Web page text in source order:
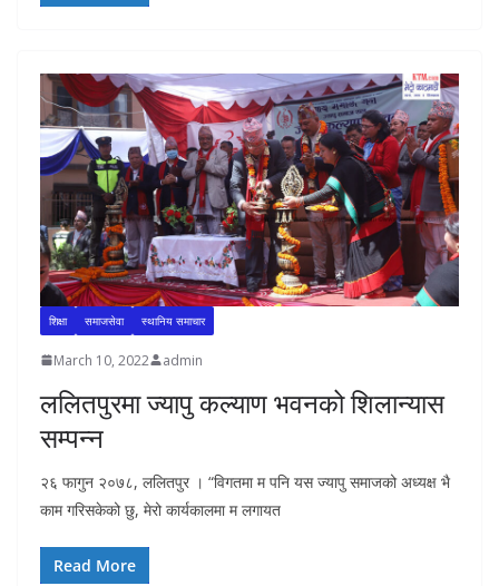
शिक्षा समाजसेवा स्थानिय समाचार
March 10, 2022 admin
ललितपुरमा ज्यापु कल्याण भवनको शिलान्यास
सम्पन्न
२६ फागुन २०७८, ललितपुर । “विगतमा म पनि यस ज्यापु समाजको अध्यक्ष भै
काम गरिसकेको छु, मेरो कार्यकालमा म लगायत
Read More